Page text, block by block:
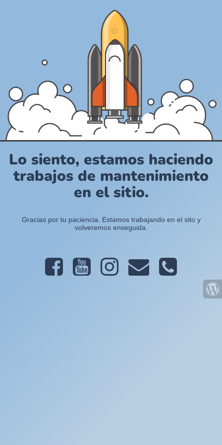
Lo siento, estamos haciendo
trabajos de mantenimiento
en el sitio.
Gracias por tu paciencia. Estamos trabajando en el sito y
volveremos enseguida.